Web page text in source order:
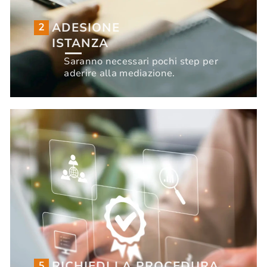
2
ADESIONE
ISTANZA
Saranno necessari pochi step per
aderire alla mediazione.
2
ADESIONE
ISTANZA
Saranno necessari pochi step per
aderire alla mediazione.
INIZIA ORA
RICHIEDI LA PROCEDURA
TELEMATICA